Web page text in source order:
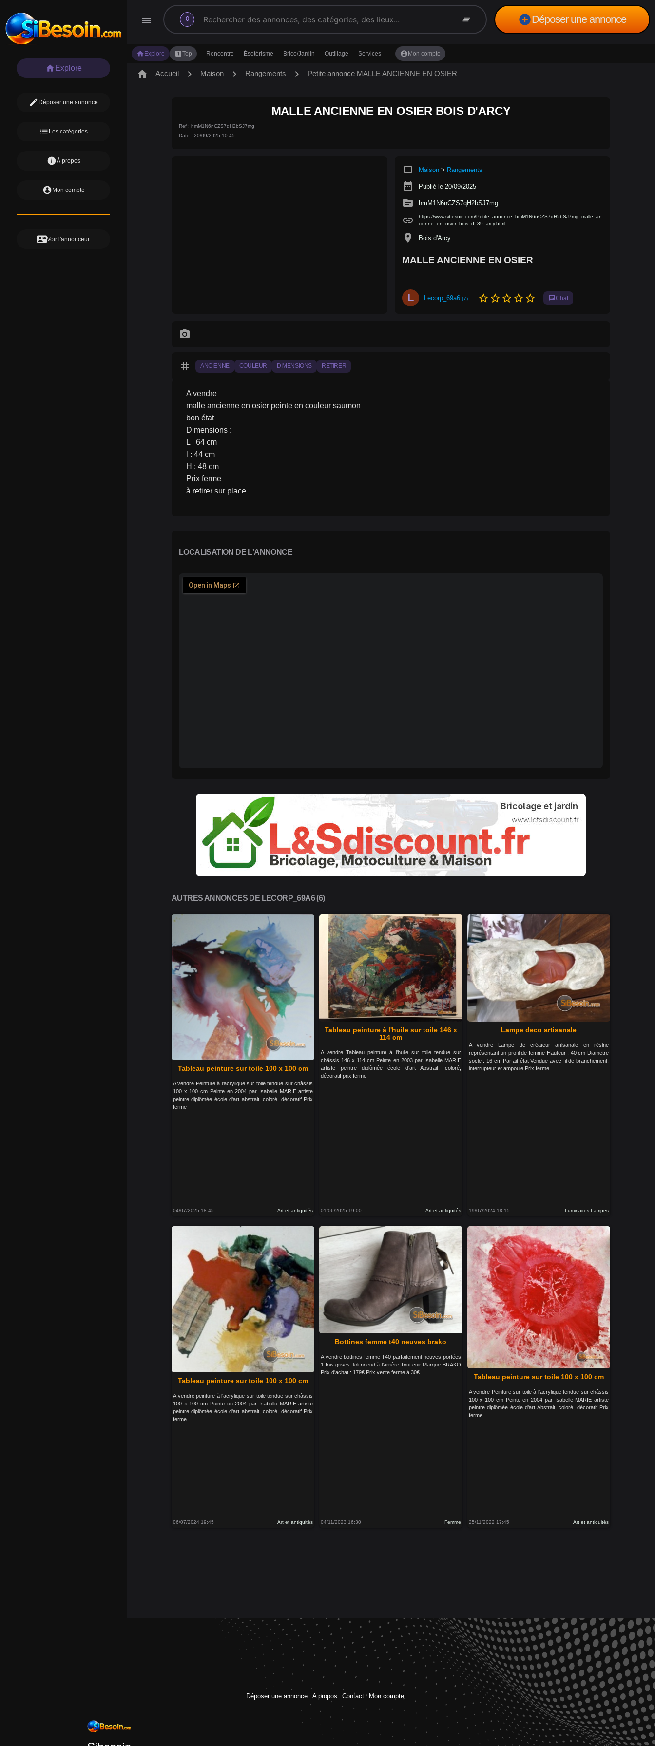
menu 0
search clear_all add_circleDéposer une annonce
home Explore looks_oneTop Rencontre Ésotérisme Brico/Jardin Outillage Services account_circle Mon compte
home Explore
edit Déposer une annonce
list Les catégories
infoÀ propos
account_circle Mon compte
contact_mailVoir l'annonceur
home Accueil chevron_right Maison chevron_right Rangements chevron_right Petite annonce MALLE ANCIENNE EN OSIER
MALLE ANCIENNE EN OSIER BOIS D'ARCY
Ref : hmM1N6nCZS7qH2bSJ7mg
Date : 20/09/2025 10:45
crop_square Maison> Rangements
date_range Publié le 20/09/2025
source hmM1N6nCZS7qH2bSJ7mg
link
https://www.sibesoin.com/Petite_annonce_hmM1N6nCZS7qH2bSJ7mg_malle_an
cienne_en_osier_bois_d_39_arcy.html
location_on Bois d'Arcy
MALLE ANCIENNE EN OSIER
L Lecorp_69a6 (7) star_borderstar_borderstar_borderstar_borderstar_border chatChat
photo_camera
tag ANCIENNE COULEUR DIMENSIONS RETIRER
A vendre
malle ancienne en osier peinte en couleur saumon
bon état
Dimensions :
L : 64 cm
l : 44 cm
H : 48 cm
Prix ferme
à retirer sur place
LOCALISATION DE L'ANNONCE
AUTRES ANNONCES DE LECORP_69A6 (6)
Tableau peinture sur toile 100 x 100 cm
A vendre Peinture à l'acrylique sur toile tendue sur châssis
100 x 100 cm Peinte en 2004 par Isabelle MARIE artiste
peintre diplômée école d'art abstrait, coloré, décoratif Prix
ferme
04/07/2025 18:45 Art et antiquités
Tableau peinture à l'huile sur toile 146 x
114 cm
A vendre Tableau peinture à l'huile sur toile tendue sur
châssis 146 x 114 cm Peinte en 2003 par Isabelle MARIE
artiste peintre diplômée école d'art Abstrait, coloré,
décoratif prix ferme
01/06/2025 19:00 Art et antiquités
Lampe deco artisanale
A vendre Lampe de créateur artisanale en résine
représentant un profil de femme Hauteur : 40 cm Diametre
socle : 16 cm Parfait état Vendue avec fil de branchement,
interrupteur et ampoule Prix ferme
19/07/2024 18:15 Luminaires Lampes
Tableau peinture sur toile 100 x 100 cm
A vendre peinture à l'acrylique sur toile tendue sur châssis
100 x 100 cm Peinte en 2004 par Isabelle MARIE artiste
peintre diplômée école d'art abstrait, coloré, décoratif Prix
ferme
06/07/2024 19:45 Art et antiquités
Bottines femme t40 neuves brako
A vendre bottines femme T40 parfaitement neuves portées
1 fois grises Joli noeud à l'arrière Tout cuir Marque BRAKO
Prix d'achat : 179€ Prix vente ferme à 30€
04/11/2023 16:30 Femme
Tableau peinture sur toile 100 x 100 cm
A vendre Peinture sur toile à l'acrylique tendue sur châssis
100 x 100 cm Peinte en 2004 par Isabelle MARIE artiste
peintre diplômée école d'art Abstrait, coloré, décoratif Prix
ferme
25/11/2022 17:45 Art et antiquités
Déposer une annonce A propos Contact Mon compte